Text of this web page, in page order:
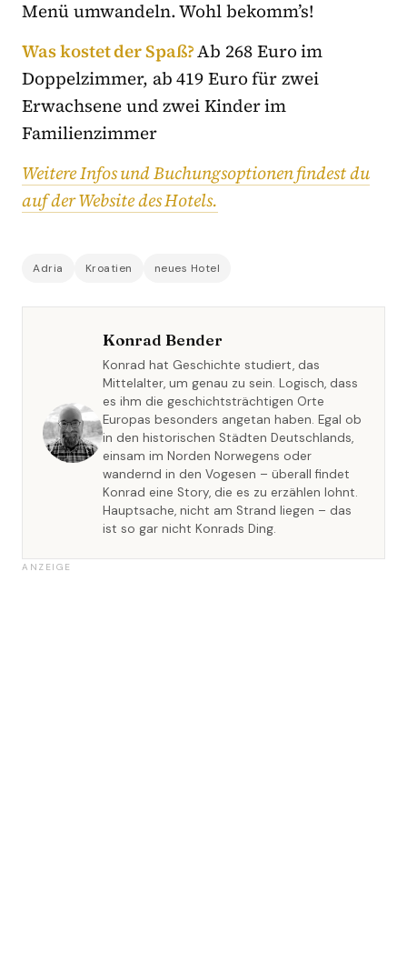
Menü umwandeln. Wohl bekomm’s!
Was kostet der Spaß?Ab 268 Euro im
Doppelzimmer, ab 419 Euro für zwei
Erwachsene und zwei Kinder im
Familienzimmer
Weitere Infos und Buchungsoptionen findest du
auf der Website des Hotels.
Adria Kroatien neues Hotel
Konrad Bender
Konrad hat Geschichte studiert, das
Mittelalter, um genau zu sein. Logisch, dass
es ihm die geschichtsträchtigen Orte
Europas besonders angetan haben. Egal ob
in den historischen Städten Deutschlands,
einsam im Norden Norwegens oder
wandernd in den Vogesen – überall findet
Konrad eine Story, die es zu erzählen lohnt.
Hauptsache, nicht am Strand liegen – das
ist so gar nicht Konrads Ding.
ANZEIGE